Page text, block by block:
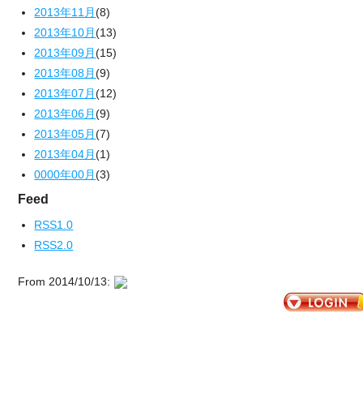
2013年11月(8)
2013年10月(13)
2013年09月(15)
2013年08月(9)
2013年07月(12)
2013年06月(9)
2013年05月(7)
2013年04月(1)
0000年00月(3)
Feed
RSS1.0
RSS2.0
From 2014/10/13: